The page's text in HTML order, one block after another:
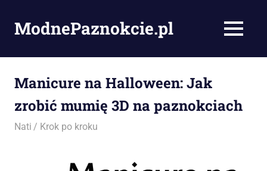
contentModnePaznokcie.pl
paznokcie
–
artykuły,
zdjęcia
i
MENU
Manicure na Halloween: Jak
zrobić mumię 3D na paznokciach
22/10/2015
Nati Krok po kroku